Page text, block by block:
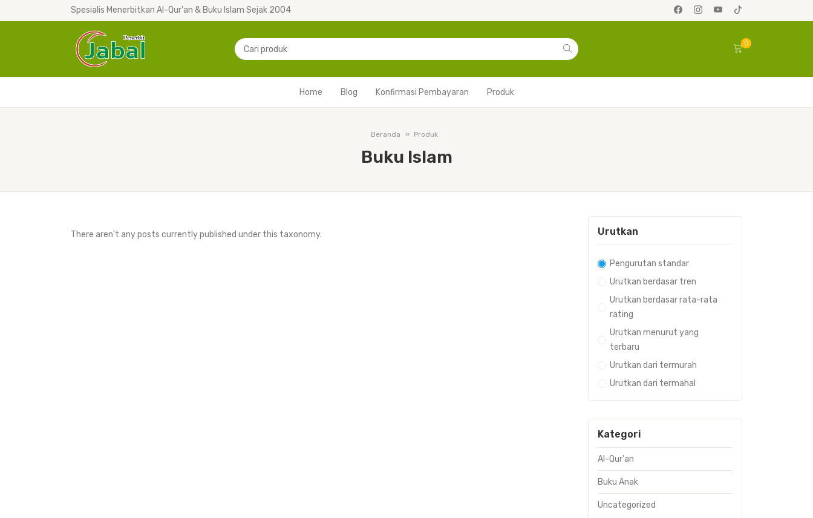
Spesialis Menerbitkan Al-Qur'an & Buku Islam Sejak 2004
0
Home Blog Konfirmasi Pembayaran Produk
Beranda Produk
Buku Islam
There aren't any posts currently published under this taxonomy. Urutkan
Pengurutan standar
Urutkan berdasar tren
Urutkan berdasar rata-rata
rating
Urutkan menurut yang
terbaru
Urutkan dari termurah
Urutkan dari termahal
Kategori
Al-Qur'an
Buku Anak
Uncategorized